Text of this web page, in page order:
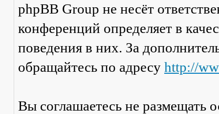
phpBB Group не несёт
конференций определяет в
поведения в них. За
обращайтесь по адресу http://
Вы соглашаетесь не размещать